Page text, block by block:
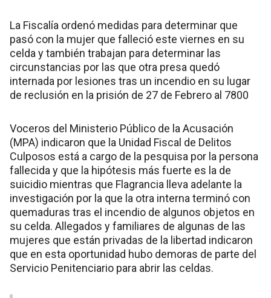
La Fiscalía ordenó medidas para determinar que
pasó con la mujer que falleció este viernes en su
celda y también trabajan para determinar las
circunstancias por las que otra presa quedó
internada por lesiones tras un incendio en su lugar
de reclusión en la prisión de 27 de Febrero al 7800
Voceros del Ministerio Público de la Acusación
(MPA) indicaron que la Unidad Fiscal de Delitos
Culposos está a cargo de la pesquisa por la persona
fallecida y que la hipótesis más fuerte es la de
suicidio mientras que Flagrancia lleva adelante la
investigación por la que la otra interna terminó con
quemaduras tras el incendio de algunos objetos en
su celda. Allegados y familiares de algunas de las
mujeres que están privadas de la libertad indicaron
que en esta oportunidad hubo demoras de parte del
Servicio Penitenciario para abrir las celdas.